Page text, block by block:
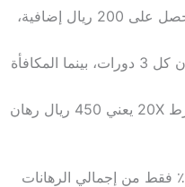
مثال: إذا دخلت 1000 ريال وحققت 20٪ مكافأة، فستحصل على 200 ريال إضافية،
مقارنة: Gonzo’s Quest يقدّم تقلبًا عاليًا يضاعف الرهان كل 3 دورات، بينما المكافأة
حساب: 150 ريال × 0.15 = 22.5 ريال مكافأة، مع شرط 20X يعني 450 ريال رهان
وليس هذا كل شيء؛ بعض العروض تتضمن شرطًا إضافيًا بحد 2.5٪ فقط من إجمالي الرهانات